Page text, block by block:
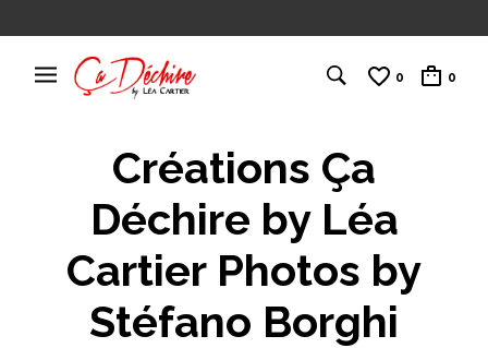
0 0
Créations Ça
Déchire by Léa
Cartier Photos by
Stéfano Borghi